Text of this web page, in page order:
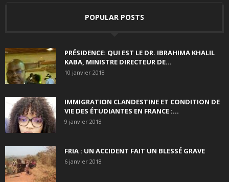
POPULAR POSTS
PRÉSIDENCE: QUI EST LE DR. IBRAHIMA KHALIL
KABA, MINISTRE DIRECTEUR DE...
10 janvier 2018
IMMIGRATION CLANDESTINE ET CONDITION DE
VIE DES ÉTUDIANTES EN FRANCE :...
9 janvier 2018
FRIA : UN ACCIDENT FAIT UN BLESSÉ GRAVE
6 janvier 2018